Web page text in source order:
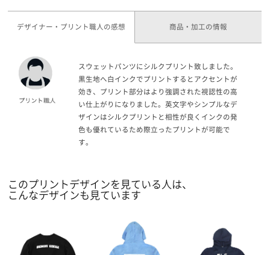
デザイナー・プリント職人の感想 商品・加工の情報
スウェットパンツにシルクプリント致しました。
黒生地へ白インクでプリントするとアクセントが
効き、プリント部分はより強調された視認性の高
い仕上がりになりました。英文字やシンプルなデ
ザインはシルクプリントと相性が良くインクの発
色も優れているため際立ったプリントが可能で
す。
このプリントデザインを見ている人は、
こんなデザインも見ています